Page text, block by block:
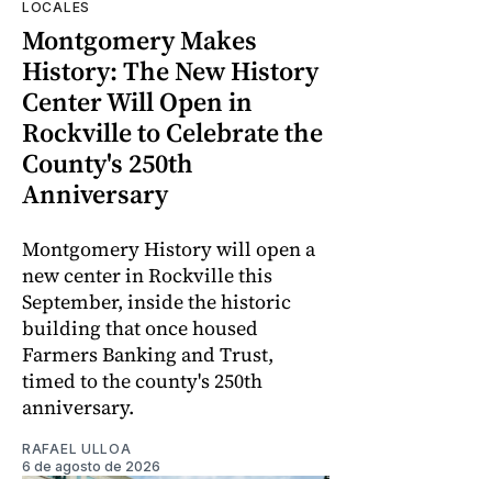
LOCALES
Montgomery Makes
History: The New History
Center Will Open in
Rockville to Celebrate the
County's 250th
Anniversary
Montgomery History will open a
new center in Rockville this
September, inside the historic
building that once housed
Farmers Banking and Trust,
timed to the county's 250th
anniversary.
RAFAEL ULLOA
6 de agosto de 2026